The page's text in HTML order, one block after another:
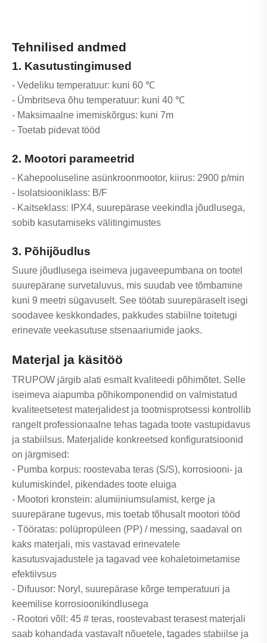
Tehnilised andmed
1. Kasutustingimused
- Vedeliku temperatuur: kuni 60 ℃
- Ümbritseva õhu temperatuur: kuni 40 ℃
- Maksimaalne imemiskõrgus: kuni 7m
- Toetab pidevat tööd
2. Mootori parameetrid
- Kahepooluseline asünkroonmootor, kiirus: 2900 p/min
- Isolatsiooniklass: B/F
- Kaitseklass: IPX4, suurepärase veekindla jõudlusega,
sobib kasutamiseks välitingimustes
3. Põhijõudlus
Suure jõudlusega iseimeva jugaveepumbana on tootel
suurepärane survetaluvus, mis suudab vee tõmbamine
kuni 9 meetri sügavuselt. See töötab suurepäraselt isegi
soodavee keskkondades, pakkudes stabiilne toitetugi
erinevate veekasutuse stsenaariumide jaoks.
Materjal ja käsitöö
TRUPOW järgib alati esmalt kvaliteedi põhimõtet. Selle
iseimeva aiapumba põhikomponendid on valmistatud
kvaliteetsetest materjalidest ja tootmisprotsessi kontrollib
rangelt professionaalne tehas tagada toote vastupidavus
ja stabiilsus. Materjalide konkreetsed konfiguratsioonid
on järgmised:
- Pumba korpus: roostevaba teras (S/S), korrosiooni- ja
kulumiskindel, pikendades toote eluiga
- Mootori kronstein: alumiiniumsulamist, kerge ja
suurepärane tugevus, mis toetab tõhusalt mootori tööd
- Tööratas: polüpropüleen (PP) / messing, saadaval on
kaks materjali, mis vastavad erinevatele
kasutusvajadustele ja tagavad vee kohaletoimetamise
efektiivsus
- Difuusor: Noryl, suurepärase kõrge temperatuuri ja
keemilise korrosioonikindlusega
- Rootori võll: 45 # teras, roostevabast terasest materjali
saab kohandada vastavalt nõuetele, tagades stabiilse ja